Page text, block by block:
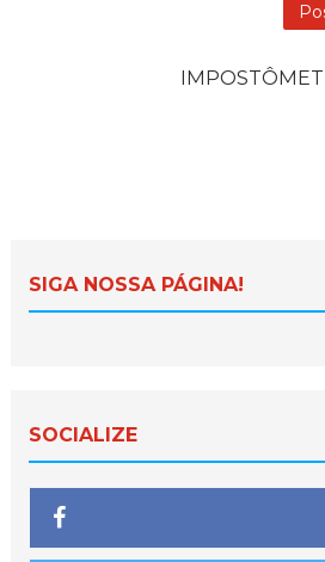
SIGA NOSSA PÁGINA!
SOCIALIZE